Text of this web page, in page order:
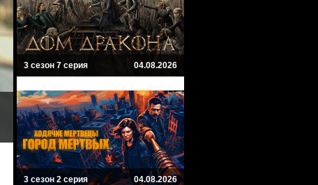
3 сезон 7 серия 04.08.2026
3 сезон 2 серия 04.08.2026